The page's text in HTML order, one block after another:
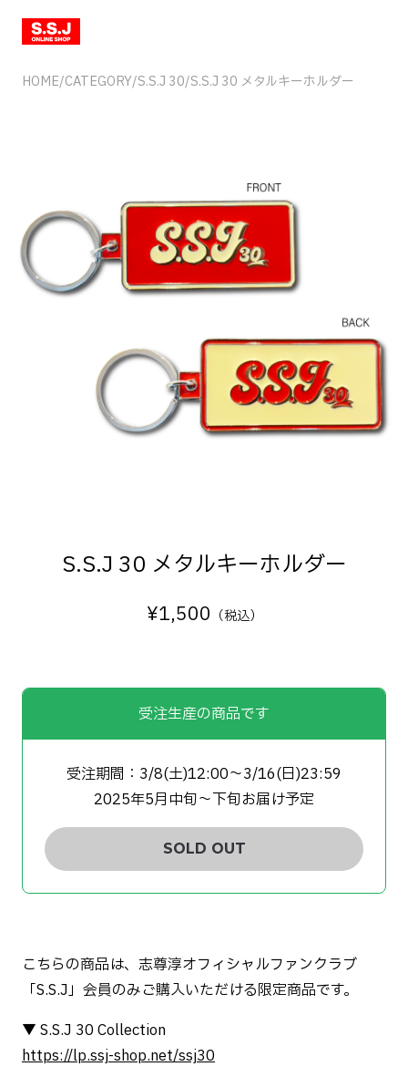
HOME/CATEGORY/S.S.J 30/S.S.J 30 メタルキーホルダー
S.S.J 30 メタルキーホルダー
¥1,500 （税込）
受注生産の商品です
受注期間：3/8(土)12:00〜3/16(日)23:59
2025年5月中旬〜下旬お届け予定
SOLD OUT
こちらの商品は、志尊淳オフィシャルファンクラブ
「S.S.J」会員のみご購入いただける限定商品です。
▼ S.S.J 30 Collection
https://lp.ssj-shop.net/ssj30